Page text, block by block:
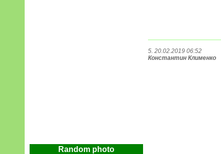
Random photo
5. 20.02.2019 06:52
Константин Клименко